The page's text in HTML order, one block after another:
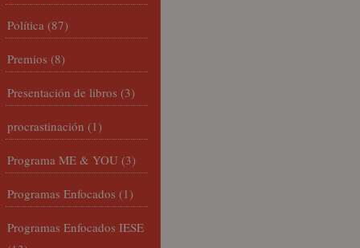
Política (87)
Premios (8)
Presentación de libros (3)
procrastinación (1)
Programa ME & YOU (3)
Programas Enfocados (1)
Programas Enfocados IESE